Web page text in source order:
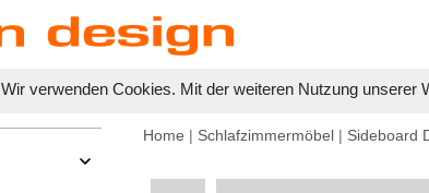
Wir verwenden Cookies. Mit der weiteren Nutzung
Home | Schlafzimmermöbel | Sideboard